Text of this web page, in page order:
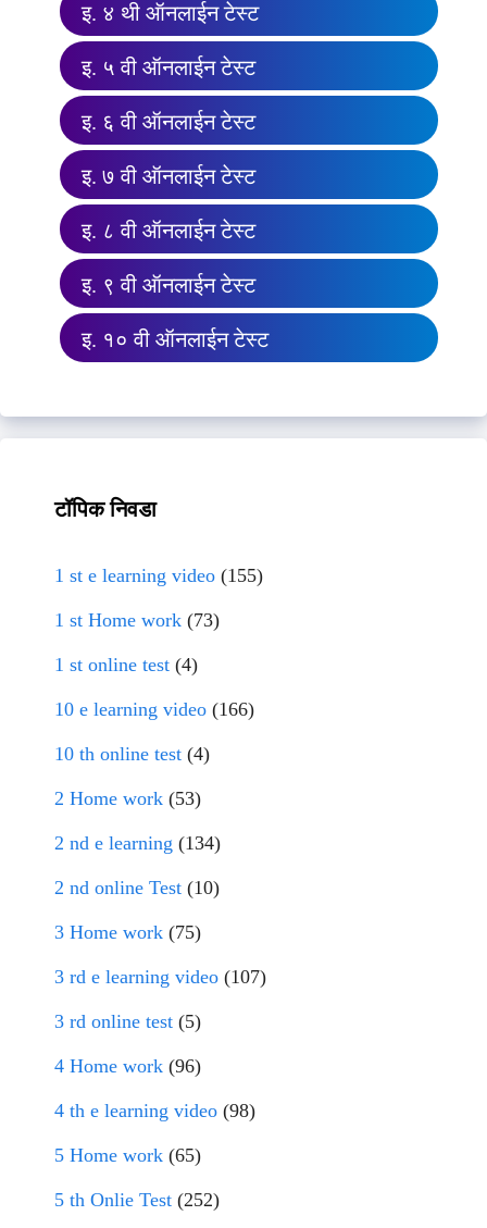
इ. ४ थी ऑनलाईन टेस्ट
इ. ५ वी ऑनलाईन टेस्ट
इ. ६ वी ऑनलाईन टेस्ट
इ. ७ वी ऑनलाईन टेस्ट
इ. ८ वी ऑनलाईन टेस्ट
इ. ९ वी ऑनलाईन टेस्ट
इ. १० वी ऑनलाईन टेस्ट
टॉपिक निवडा
1 st e learning video (155)
1 st Home work (73)
1 st online test (4)
10 e learning video (166)
10 th online test (4)
2 Home work (53)
2 nd e learning (134)
2 nd online Test (10)
3 Home work (75)
3 rd e learning video (107)
3 rd online test (5)
4 Home work (96)
4 th e learning video (98)
5 Home work (65)
5 th Onlie Test (252)